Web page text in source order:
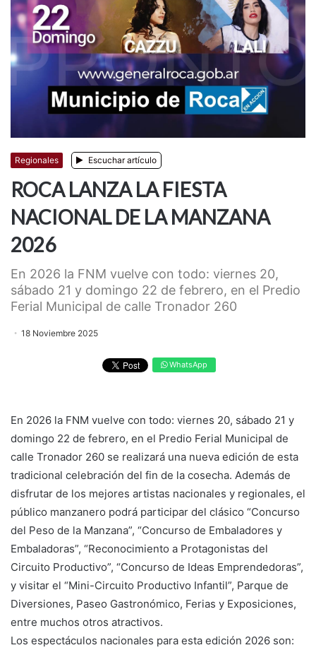
Regionales Escuchar artículo
ROCA LANZA LA FIESTA
NACIONAL DE LA MANZANA
2026
En 2026 la FNM vuelve con todo: viernes 20,
sábado 21 y domingo 22 de febrero, en el Predio
Ferial Municipal de calle Tronador 260
18 Noviembre 2025
WhatsApp
En 2026 la FNM vuelve con todo: viernes 20, sábado 21 y
domingo 22 de febrero, en el Predio Ferial Municipal de
calle Tronador 260 se realizará una nueva edición de esta
tradicional celebración del fin de la cosecha. Además de
disfrutar de los mejores artistas nacionales y regionales, el
público manzanero podrá participar del clásico “Concurso
del Peso de la Manzana”, “Concurso de Embaladores y
Embaladoras”, “Reconocimiento a Protagonistas del
Circuito Productivo”, “Concurso de Ideas Emprendedoras”,
y visitar el “Mini-Circuito Productivo Infantil”, Parque de
Diversiones, Paseo Gastronómico, Ferias y Exposiciones,
entre muchos otros atractivos.
Los espectáculos nacionales para esta edición 2026 son: